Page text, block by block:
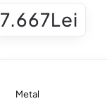
7.667Lei
Metal